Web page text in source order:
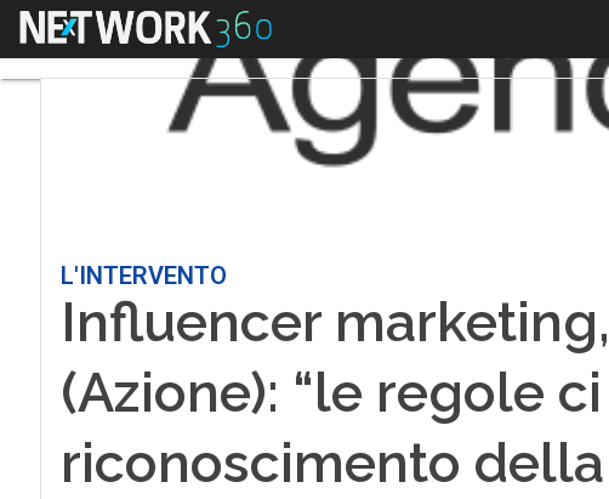
Menu
L'INTERVENTO
Influencer
(Azione): “le regole
riconoscimento